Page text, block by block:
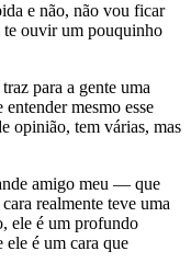
e não, não vou ficar
te ouvir um pouquinho
para a gente uma
mesmo esse
opinião, tem várias, mas
amigo meu — que
realmente teve uma
ele é um profundo
ele é um cara que